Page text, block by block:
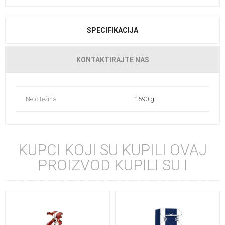
SPECIFIKACIJA
KONTAKTIRAJTE NAS
Neto težina 1590 g
KUPCI KOJI SU KUPILI OVAJ
PROIZVOD KUPILI SU I